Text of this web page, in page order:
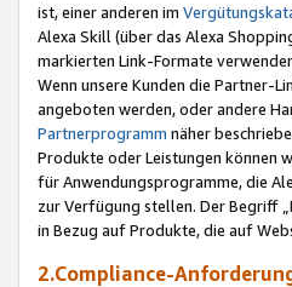
ist, einer anderen im
Alexa Skill (über das Alexa
markierten Link-Formate verwenden
Wenn unsere Kunden die Partner-
angeboten werden, oder andere
Partnerprogramm näher
Produkte oder Leistungen können
für Anwendungsprogramme, die
zur Verfügung stellen. Der Begriff
in Bezug auf Produkte, die auf
2.Compliance-